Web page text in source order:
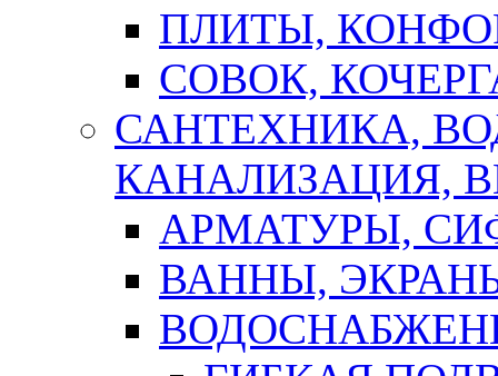
ПЛИТЫ,
СОВОК,
САНТЕХНИКА,
КАНАЛИЗАЦИЯ,
АРМАТУРЫ,
ВАННЫ,